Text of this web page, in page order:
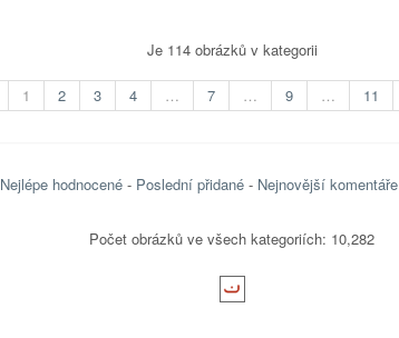
Je 114 obrázků v kategorii
1 2 3 4 … 7 … 9 … 11
Nejlépe hodnocené - Poslední přidané - Nejnovější komentáře
Počet obrázků ve všech kategoriích: 10,282